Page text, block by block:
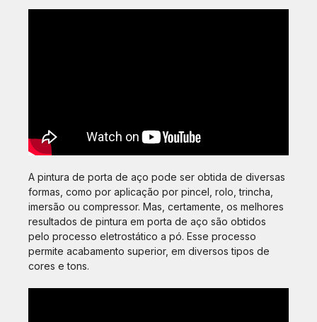
A pintura de porta de aço pode ser obtida de diversas
formas, como por aplicação por pincel, rolo, trincha,
imersão ou compressor. Mas, certamente, os melhores
resultados de pintura em porta de aço são obtidos
pelo processo eletrostático a pó. Esse processo
permite acabamento superior, em diversos tipos de
cores e tons.